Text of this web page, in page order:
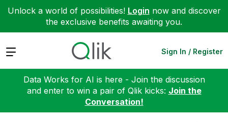
Unlock a world of possibilities! Login now and discover
the exclusive benefits awaiting you.
Expand Sign In / Register
Data Works for AI is here - Join the discussion
and enter to win a pair of Qlik kicks: Join the
Conversation!